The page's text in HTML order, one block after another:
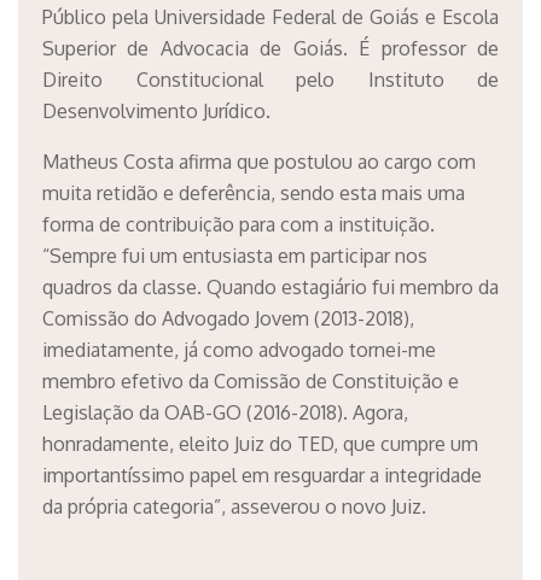
Público pela Universidade Federal de Goiás e Escola
Superior de Advocacia de Goiás. É professor de
Direito Constitucional pelo Instituto de
Desenvolvimento Jurídico.
Matheus Costa afirma que postulou ao cargo com
muita retidão e deferência, sendo esta mais uma
forma de contribuição para com a instituição.
“Sempre fui um entusiasta em participar nos
quadros da classe. Quando estagiário fui membro da
Comissão do Advogado Jovem (2013-2018),
imediatamente, já como advogado tornei-me
membro efetivo da Comissão de Constituição e
Legislação da OAB-GO (2016-2018). Agora,
honradamente, eleito Juiz do TED, que cumpre um
importantíssimo papel em resguardar a integridade
da própria categoria”, asseverou o novo Juiz.